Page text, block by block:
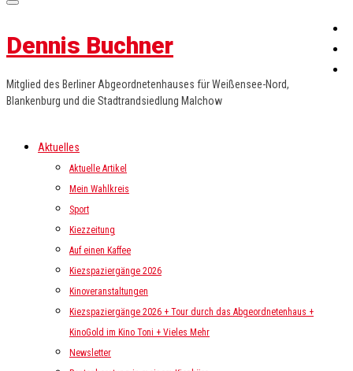
Dennis Buchner
Mitglied des Berliner Abgeordnetenhauses für Weißensee-Nord,
Blankenburg und die Stadtrandsiedlung Malchow
Aktuelles
Aktuelle Artikel
Mein Wahlkreis
Sport
Kiezzeitung
Auf einen Kaffee
Kiezspaziergänge 2026
Kinoveranstaltungen
Kiezspaziergänge 2026 + Tour durch das Abgeordnetenhaus +
KinoGold im Kino Toni + Vieles Mehr
Newsletter